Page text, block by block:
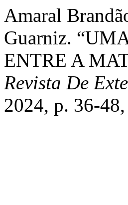
Amaral
Guarniz.
ENTRE A
Revista De
2024, p. 36-